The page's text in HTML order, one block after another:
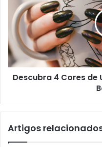
Descubra 4 Cores de
Artigos